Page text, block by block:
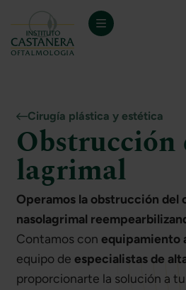
Cirugía plástica y estética
Obstrucción
lagrimal
Operamos la obstrucción del
nasolagrimal
Contamos conequipamiento
equipo deespecialistas de
proporcionarte la solución a